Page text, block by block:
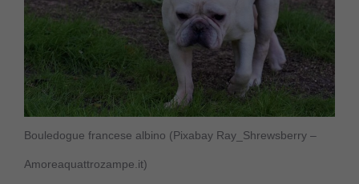
Bouledogue francese albino (Pixabay Ray_Shrewsberry –
Amoreaquattrozampe.it)